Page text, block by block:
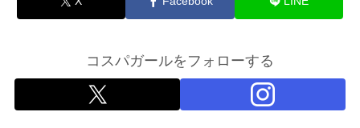
コスパガールをフォローする